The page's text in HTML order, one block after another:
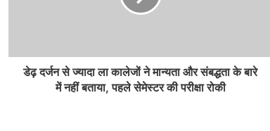
डेढ़ दर्जन से ज्यादा ला कालेजों ने मान्यता और संबद्धता के बारे
में नहीं बताया, पहले सेमेस्टर की परीक्षा रोकी